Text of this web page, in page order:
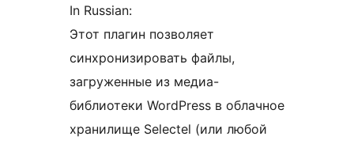
In Russian:
Этот плагин позволяет
синхронизировать файлы,
загруженные из медиа-
библиотеки WordPress в облачное
хранилище Selectel (или любой